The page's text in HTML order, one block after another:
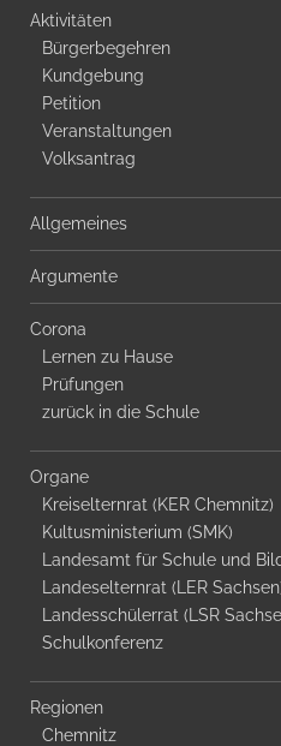
Aktivitäten
Bürgerbegehren
Kundgebung
Petition
Veranstaltungen
Volksantrag
Allgemeines
Argumente
Corona
Lernen zu Hause
Prüfungen
zurück in die Schule
Organe
Kreiselternrat (KER Chemnitz)
Kultusministerium (SMK)
Landesamt für Schule und
Landeselternrat (LER
Landesschülerrat (LSR
Schulkonferenz
Regionen
Chemnitz